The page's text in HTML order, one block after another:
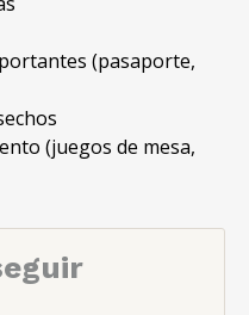
(pasaporte,
(juegos de mesa,